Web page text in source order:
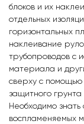
блоков и их
отдельных
горизонтальных
наклеивание
трубопроводов с
материала и
сверху с помощью
защитного грунта
Необходимо
воспламеняемых